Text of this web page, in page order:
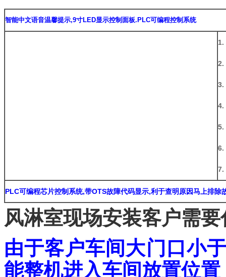
智能中文语音温馨提示,9寸LED显示控制面板.PLC可编程控制系统
PLC可编程芯片控制系统,带OTS故障代码显示,利于查明原因马上排除
风淋室现场安装客户需
由于客户车间大门口小
能整机进入车间放置位